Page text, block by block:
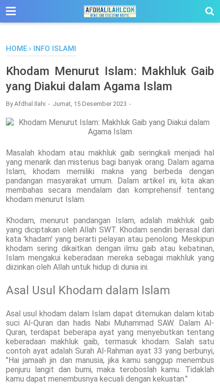
-->
HOME › INFO ISLAMI
Khodam Menurut Islam: Makhluk Gaib
yang Diakui dalam Agama Islam
ByAfdhal Ilahi Jumat, 15 Desember 2023
Masalah khodam atau makhluk gaib seringkali menjadi hal
yang menarik dan misterius bagi banyak orang. Dalam agama
Islam, khodam memiliki makna yang berbeda dengan
pandangan masyarakat umum. Dalam artikel ini, kita akan
membahas secara mendalam dan komprehensif tentang
khodam menurut Islam.
Khodam, menurut pandangan Islam, adalah makhluk gaib
yang diciptakan oleh Allah SWT. Khodam sendiri berasal dari
kata 'khadam' yang berarti pelayan atau penolong. Meskipun
khodam sering dikaitkan dengan ilmu gaib atau kebatinan,
Islam mengakui keberadaan mereka sebagai makhluk yang
diizinkan oleh Allah untuk hidup di dunia ini.
Asal Usul Khodam dalam Islam
Asal usul khodam dalam Islam dapat ditemukan dalam kitab
suci Al-Quran dan hadis Nabi Muhammad SAW. Dalam Al-
Quran, terdapat beberapa ayat yang menyebutkan tentang
keberadaan makhluk gaib, termasuk khodam. Salah satu
contoh ayat adalah Surah Al-Rahman ayat 33 yang berbunyi,
"Hai jamaah jin dan manusia, jika kamu sanggup menembus
penjuru langit dan bumi, maka teroboslah kamu. Tidaklah
kamu dapat menembusnya kecuali dengan kekuatan."